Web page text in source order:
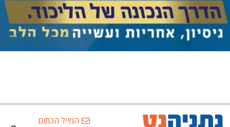
המייל הכתום